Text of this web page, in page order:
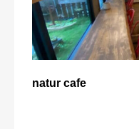
natur cafe